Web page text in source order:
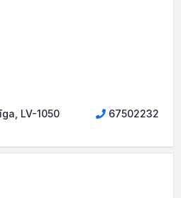
LV-1050 67502232